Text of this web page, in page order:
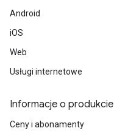
Android
iOS
Web
Usługi internetowe
Informacje o produkcie
Ceny i abonamenty